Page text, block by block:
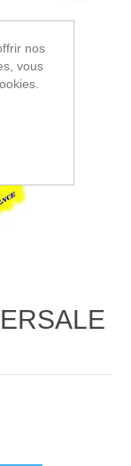
nos
vous